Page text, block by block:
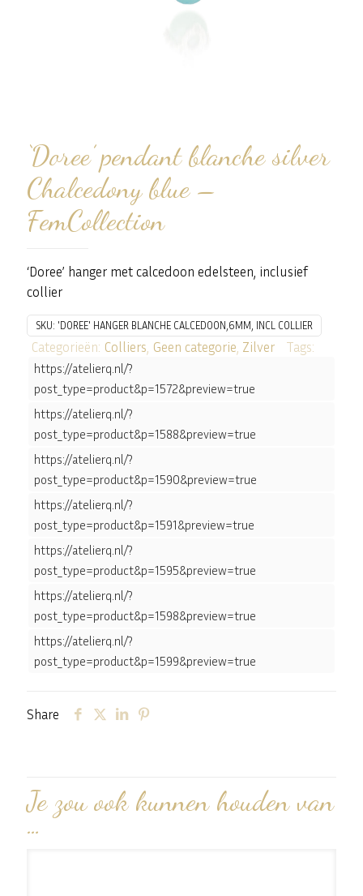
‘Doree’ pendant blanche silver
Chalcedony blue –
FemCollection
‘Doree’ hanger met calcedoon edelsteen, inclusief
collier
SKU: 'DOREE' HANGER BLANCHE CALCEDOON,6MM, INCL COLLIER
Categorieën: Colliers, Geen categorie, Zilver Tags:
https://atelierq.nl/?
post_type=product&p=1572&preview=true
https://atelierq.nl/?
post_type=product&p=1588&preview=true
https://atelierq.nl/?
post_type=product&p=1590&preview=true
https://atelierq.nl/?
post_type=product&p=1591&preview=true
https://atelierq.nl/?
post_type=product&p=1595&preview=true
https://atelierq.nl/?
post_type=product&p=1598&preview=true
https://atelierq.nl/?
post_type=product&p=1599&preview=true
Share
Je zou ook kunnen houden van
…